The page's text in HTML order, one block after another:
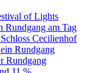
of Lights
Rundgang am Tag
Cecilienhof
Rundgang
Rundgang